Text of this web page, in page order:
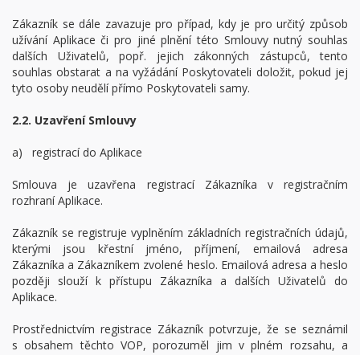
Zákazník se dále zavazuje pro případ, kdy je pro určitý způsob
užívání Aplikace či pro jiné plnění této Smlouvy nutný souhlas
dalších Uživatelů, popř. jejich zákonných zástupců, tento
souhlas obstarat a na vyžádání Poskytovateli doložit, pokud jej
tyto osoby neudělí přímo Poskytovateli samy.
2.2. Uzavření Smlouvy
a) registrací do Aplikace
Smlouva je uzavřena registrací Zákazníka v registračním
rozhraní Aplikace.
Zákazník se registruje vyplněním základních registračních údajů,
kterými jsou křestní jméno, příjmení, emailová adresa
Zákazníka a Zákazníkem zvolené heslo. Emailová adresa a heslo
později slouží k přístupu Zákazníka a dalších Uživatelů do
Aplikace.
Prostřednictvím registrace Zákazník potvrzuje, že se seznámil
s obsahem těchto VOP, porozuměl jim v plném rozsahu, a